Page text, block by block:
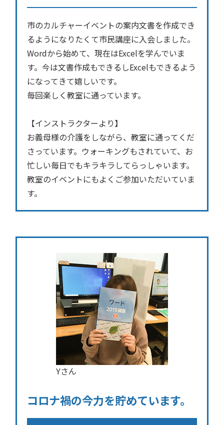
市のカルチャーイベントの案内文書を作成でき
るようになりたくて市民講座に入会しました。
Wordから始めて、現在はExcelを学んでいま
す。今は文書作成もできるしExcelもできるよう
になってきて嬉しいです。
毎回楽しく教室に通っています。
【インストラクターより】
お義母様の介護をしながら、教室に通ってくだ
さっています。ウォーキングもされていて、お
忙しい毎日でもキラキラしてらっしゃいます。
教室のイベントにもよくご参加いただいていま
す。
Yさん
コロナ禍の今力を貯めています。